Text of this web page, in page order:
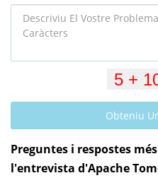
Obteniu
Preguntes i respostes
l'entrevista d'Apache